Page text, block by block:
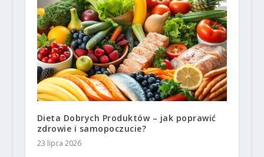
Dieta Dobrych Produktów – jak poprawić
zdrowie i samopoczucie?
23 lipca 2026